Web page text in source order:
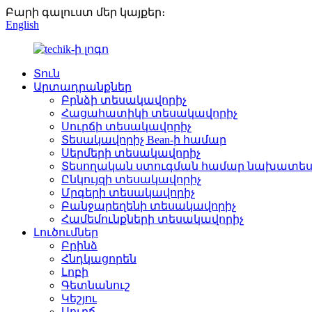
Բարի գալուստ մեր կայքեր։
English
Տուն
Արտադրանքներ
Բրնձի տեսակավորիչ
Հացահատիկի տեսակավորիչ
Սուրճի տեսակավորիչ
Տեսակավորիչ Bean-ի համար
Սերմերի տեսակավորիչ
Տեսողական ստուգման համար
Ընկույզի տեսակավորիչ
Մրգերի տեսակավորիչ
Բանջարեղենի տեսակավորիչ
Համեմունքների տեսակավորիչ
Լուծումներ
Բրինձ
Հնդկացորեն
Լոբի
Գետնանուշ
Կեշյու